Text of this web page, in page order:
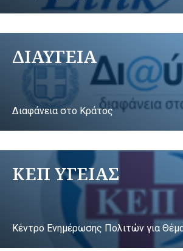
ΔΙΑΥΓΕΙΑ
Διαφάνεια στο Κράτος
ΚΕΠ ΥΓΕΙΑΣ
Κέντρο Ενημέρωσης Πολιτών για